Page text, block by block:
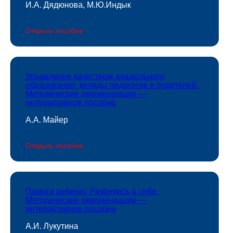
И.А. Дядюнова, М.Ю.Индык
Открыть пособие
Управление качеством дошкольного
образования: вклады педагогов и родителей.
Методические рекомендации —
интерактивное пособие
А.А. Майер
Открыть пособие
Помоги ребенку. Разберись в себе.
Методические рекомендации —
интерактивное пособие
А.И. Лукутина